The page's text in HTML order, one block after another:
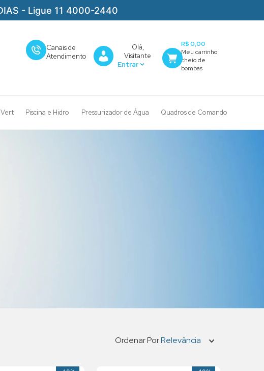
- Ligue 11 4000-2440
Canais de
Atendimento
Olá,
Visitante
R$ 0,00
Piscina e Hidro Pressurizador de Água Quadros de Comando
Ordenar PorRelevância